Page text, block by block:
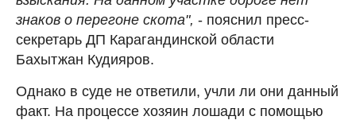
знаков о перегоне скота", - пояснил пресс-
секретарь ДП Карагандинской области
Бахытжан Кудияров.
Однако в суде не ответили, учли ли они данный
факт. На процессе хозяин лошади с помощью